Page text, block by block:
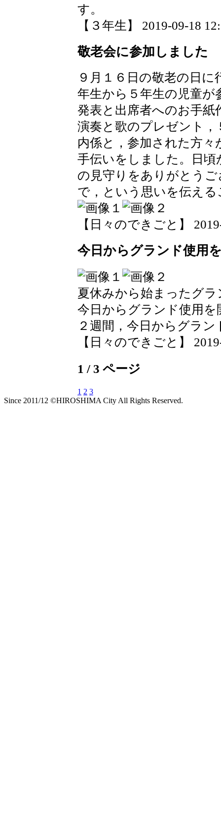
す。
【３年生】 2019-09-18
敬老会に参加しました
９月１６日の敬老の日
年生から５年生の児童が
発表と出席者へのお手紙
演奏と歌のプレゼント
内係と，参加された方
手伝いをしました。日
の見守りをありがとう
で，という思いを伝え
【日々のできごと】
今日からグランド使用
夏休みから始まったグ
今日からグランド使用
２週間，今日からグラ
【日々のできごと】
1 / 3 ページ
1 2 3
Since 2011/12 ©HIROSHIMA City All Rights Reserved.